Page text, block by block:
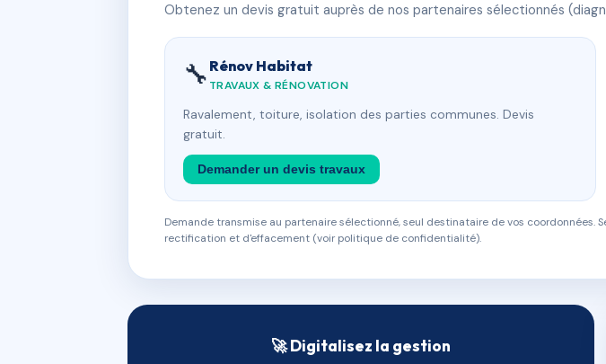
Obtenez un devis gratuit auprès de nos partenaires sélectionnés
🔧 Rénov Habitat
TRAVAUX & RÉNOVATION
Ravalement, toiture, isolation des parties communes. Devis
gratuit.
Demander un devis travaux
Demande transmise au partenaire sélectionné, seul destinataire de vos
rectification et d'effacement (voir politique de confidentialité).
🚀 Digitalisez la gestion